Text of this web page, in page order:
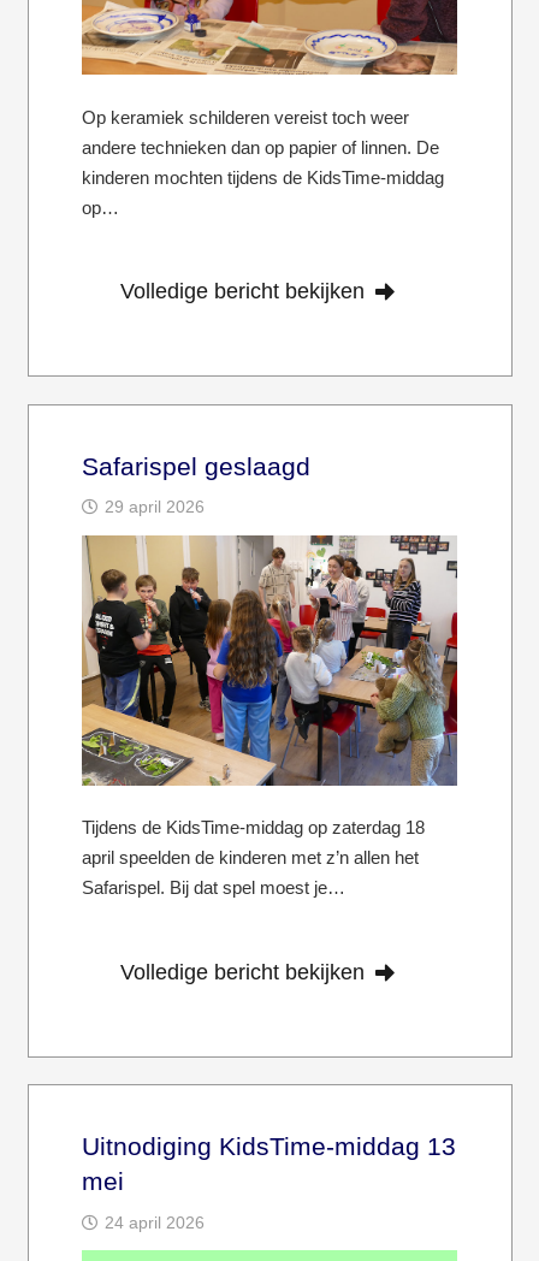
Op keramiek schilderen vereist toch weer
andere technieken dan op papier of linnen. De
kinderen mochten tijdens de KidsTime-middag
op…
Volledige bericht bekijken
Safarispel geslaagd
29 april 2026
Tijdens de KidsTime-middag op zaterdag 18
april speelden de kinderen met z’n allen het
Safarispel. Bij dat spel moest je…
Volledige bericht bekijken
Uitnodiging KidsTime-middag 13
mei
24 april 2026